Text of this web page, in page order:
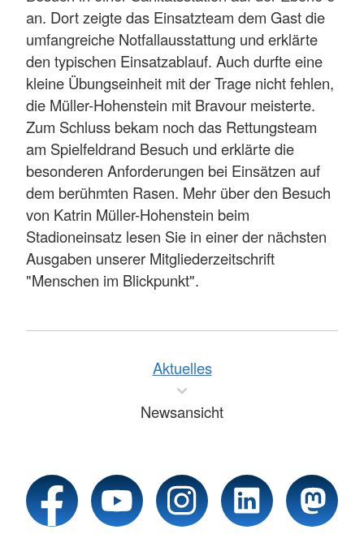
an. Dort zeigte das Einsatzteam dem Gast die
umfangreiche Notfallausstattung und erklärte
den typischen Einsatzablauf. Auch durfte eine
kleine Übungseinheit mit der Trage nicht fehlen,
die Müller-Hohenstein mit Bravour meisterte.
Zum Schluss bekam noch das Rettungsteam
am Spielfeldrand Besuch und erklärte die
besonderen Anforderungen bei Einsätzen auf
dem berühmten Rasen. Mehr über den Besuch
von Katrin Müller-Hohenstein beim
Stadioneinsatz lesen Sie in einer der nächsten
Ausgaben unserer Mitgliederzeitschrift
"Menschen im Blickpunkt".
Aktuelles
Newsansicht